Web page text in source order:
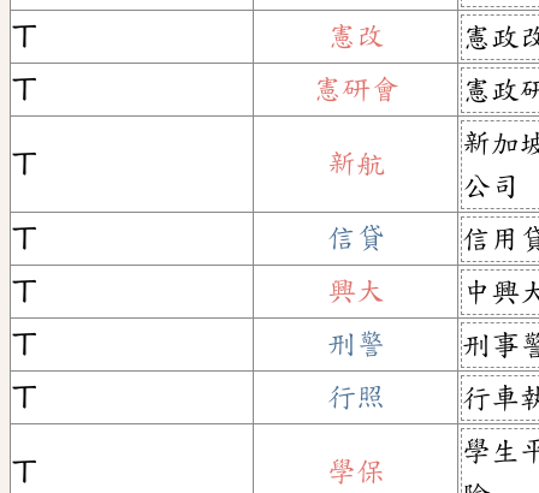
ㄒ
憲改
憲政
ㄒ
憲研會 憲政
ㄒ 新航
新加
公司
ㄒ
信貸
信用
ㄒ
興大
中興
ㄒ
刑警
刑事
ㄒ
行照 行車
ㄒ 學保
學生